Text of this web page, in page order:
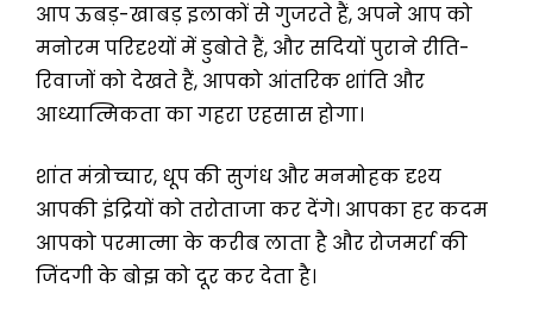
आप ऊबड़-खाबड़ इलाकों से गुजरते हैं, अपने आप को
मनोरम परिदृश्यों में डुबोते हैं, और सदियों पुराने रीति-
रिवाजों को देखते हैं, आपको आंतरिक शांति और
आध्यात्मिकता का गहरा एहसास होगा।
शांत मंत्रोच्चार, धूप की सुगंध और मनमोहक दृश्य
आपकी इंद्रियों को तरोताजा कर देंगे। आपका हर कदम
आपको परमात्मा के करीब लाता है और रोजमर्रा की
जिंदगी के बोझ को दूर कर देता है।